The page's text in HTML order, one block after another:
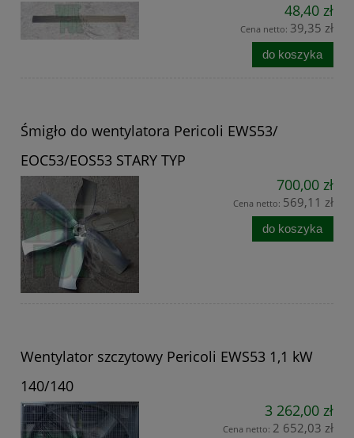
48,40 zł
Cena netto: 39,35 zł
do koszyka
Śmigło do wentylatora Pericoli EWS53/
EOC53/EOS53 STARY TYP
700,00 zł
Cena netto: 569,11 zł
do koszyka
Wentylator szczytowy Pericoli EWS53 1,1 kW
140/140
3 262,00 zł
Cena netto: 2 652,03 zł